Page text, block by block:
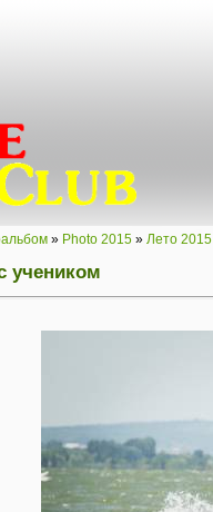
» Photo 2015 » Лето 2015
учеником